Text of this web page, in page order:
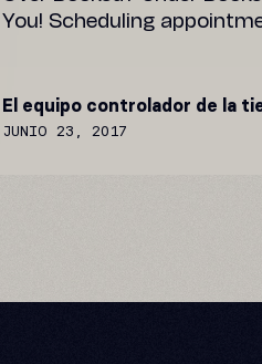
You! Scheduling
El equipo controlador de la
JUNIO 23, 2017